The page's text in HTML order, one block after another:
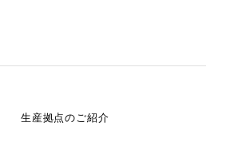
生産拠点のご紹介